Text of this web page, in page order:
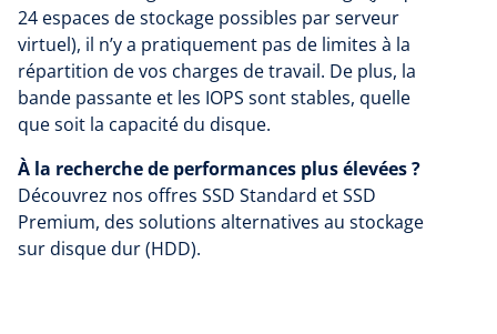
24 espaces de stockage possibles par serveur
virtuel), il n’y a pratiquement pas de limites à la
répartition de vos charges de travail. De plus, la
bande passante et les IOPS sont stables, quelle
que soit la capacité du disque.
À la recherche de performances plus élevées ?
Découvrez nos offres SSD Standard et SSD
Premium, des solutions alternatives au stockage
sur disque dur (HDD).